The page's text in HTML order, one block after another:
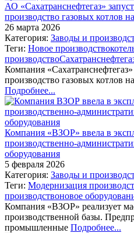
АО «Сахатранснефтегаз»
производство газовых котлов
26 марта 2026
Категория: Заводы и
Теги: Новое производство
производство
Компания
производство газовых котлов
Подробнее...
Компания «ВЗОР» ввела в
оборудования
5 февраля 2026
Категория: Заводы и
Теги: Модернизация
производствоновое
Компания «ВЗОР» реализует
производственной базы.
промышленные Подробнее...